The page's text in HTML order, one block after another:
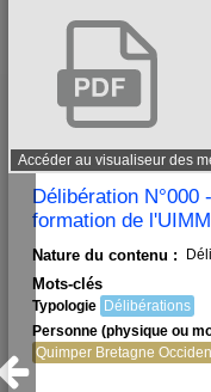
Accéder au visualiseur des
Délibération N°000
formation de l'UIMM
Nature du contenu :
Mots-clés
Typologie Délibérations
Personne (physique ou
Quimper Bretagne